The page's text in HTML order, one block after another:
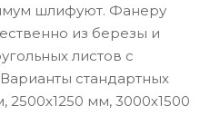
шлифуют. Фанеру
из березы и
листов с
стандартных
2500х1250 мм, 3000х1500